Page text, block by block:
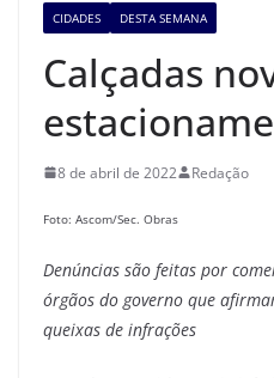
CIDADES DESTA SEMANA
Calçadas
8 de abril de 2022 Redação
Foto: Ascom/Sec. Obras
Denúncias são feitas por
órgãos do governo que
queixas de infrações